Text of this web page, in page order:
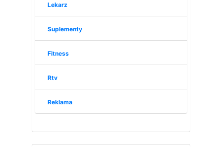
Lekarz
Suplementy
Fitness
Rtv
Reklama